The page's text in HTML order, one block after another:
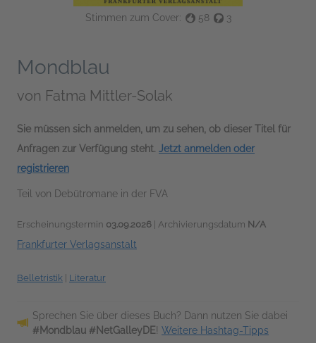
Stimmen zum Cover: 58 3
Mondblau
von Fatma Mittler-Solak
Sie müssen sich anmelden, um zu sehen, ob dieser Titel für
Anfragen zur Verfügung steht. Jetzt anmelden oder
registrieren
Teil von Debütromane in der FVA
Erscheinungstermin 03.09.2026 | Archivierungsdatum N/A
Frankfurter Verlagsanstalt
Belletristik | Literatur
Sprechen Sie über dieses Buch? Dann nutzen Sie dabei
#Mondblau #NetGalleyDE! Weitere Hashtag-Tipps